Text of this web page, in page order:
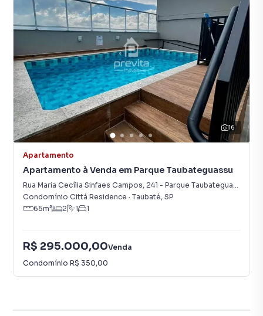
16
Apartamento
Apartamento à Venda em Parque Taubateguassu
Rua Maria Cecília Sinfaes Campos, 241 - Parque Taubateguassu
Condomínio Cittá Residence · Taubaté, SP
65m² 2 1 1
R$ 295.000,00Venda
Condomínio R$ 350,00